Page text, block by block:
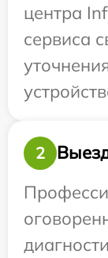
центра
сервиса
2